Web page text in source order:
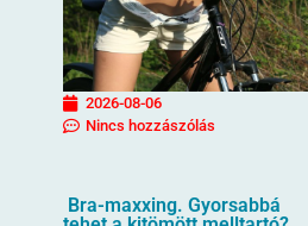
2026-08-06
Nincs hozzászólás
Bra-maxxing. Gyorsabbá